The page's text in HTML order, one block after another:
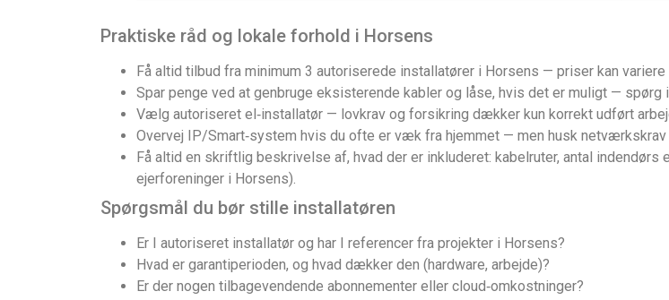
Praktiske råd og lokale forhold i Horsens
Få altid tilbud fra minimum 3 autoriserede installatører i Horsens — priser kan variere
Spar penge ved at genbruge eksisterende kabler og låse, hvis det er muligt —
Vælg autoriseret el‑installatør — lovkrav og forsikring dækker kun korrekt udført
Overvej IP/Smart‑system hvis du ofte er væk fra hjemmet — men husk netværkskrav
Få altid en skriftlig beskrivelse af, hvad der er inkluderet: kabelruter, antal
ejerforeninger i Horsens).
Spørgsmål du bør stille installatøren
Er I autoriseret installatør og har I referencer fra projekter i Horsens?
Hvad er garantiperioden, og hvad dækker den (hardware, arbejde)?
Er der nogen tilbagevendende abonnementer eller cloud‑omkostninger?